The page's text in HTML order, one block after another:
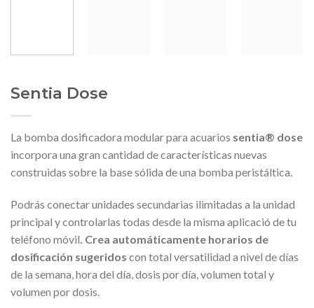
Sentia Dose
La bomba dosificadora modular para acuarios sentia® dose
incorpora una gran cantidad de características nuevas
construidas sobre la base sólida de una bomba peristáltica.
Podrás conectar unidades secundarias ilimitadas a la unidad
principal y controlarlas todas desde la misma aplicació de tu
teléfono móvil . Crea automáticamente horarios de
dosificación sugeridos con total versatilidad a nivel de días
de la semana, hora del día, dosis por día, volumen total y
volumen por dosis.